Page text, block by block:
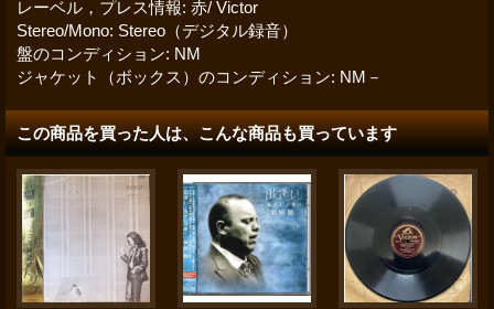
レーベル，プレス情報: 赤/ Victor
Stereo/Mono: Stereo（デジタル録音）
盤のコンディション: NM
ジャケット（ボックス）のコンディション: NM－
この商品を買った人は、こんな商品も買っています